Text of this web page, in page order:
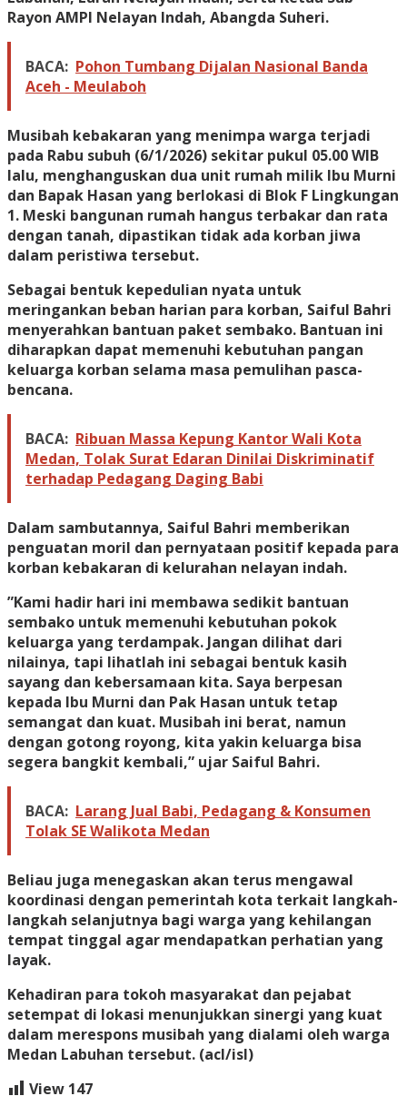
Rayon AMPI Nelayan Indah, Abangda Suheri.
BACA: Pohon Tumbang Dijalan Nasional Banda
Aceh - Meulaboh
​Musibah kebakaran yang menimpa warga terjadi
pada Rabu subuh (6/1/2026) sekitar pukul 05.00 WIB
lalu, menghanguskan dua unit rumah milik Ibu Murni
dan Bapak Hasan yang berlokasi di Blok F Lingkungan
1. Meski bangunan rumah hangus terbakar dan rata
dengan tanah, dipastikan tidak ada korban jiwa
dalam peristiwa tersebut.
​Sebagai bentuk kepedulian nyata untuk
meringankan beban harian para korban, Saiful Bahri
menyerahkan bantuan paket sembako. Bantuan ini
diharapkan dapat memenuhi kebutuhan pangan
keluarga korban selama masa pemulihan pasca-
bencana.
BACA: Ribuan Massa Kepung Kantor Wali Kota
Medan, Tolak Surat Edaran Dinilai Diskriminatif
terhadap Pedagang Daging Babi
​Dalam sambutannya, Saiful Bahri memberikan
penguatan moril dan pernyataan positif kepada para
korban kebakaran di kelurahan nelayan indah.
​”Kami hadir hari ini membawa sedikit bantuan
sembako untuk memenuhi kebutuhan pokok
keluarga yang terdampak. Jangan dilihat dari
nilainya, tapi lihatlah ini sebagai bentuk kasih
sayang dan kebersamaan kita. Saya berpesan
kepada Ibu Murni dan Pak Hasan untuk tetap
semangat dan kuat. Musibah ini berat, namun
dengan gotong royong, kita yakin keluarga bisa
segera bangkit kembali,” ujar Saiful Bahri.
BACA: Larang Jual Babi, Pedagang & Konsumen
Tolak SE Walikota Medan
​Beliau juga menegaskan akan terus mengawal
koordinasi dengan pemerintah kota terkait langkah-
langkah selanjutnya bagi warga yang kehilangan
tempat tinggal agar mendapatkan perhatian yang
layak.
​Kehadiran para tokoh masyarakat dan pejabat
setempat di lokasi menunjukkan sinergi yang kuat
dalam merespons musibah yang dialami oleh warga
Medan Labuhan tersebut. (acl/isl)
View 147